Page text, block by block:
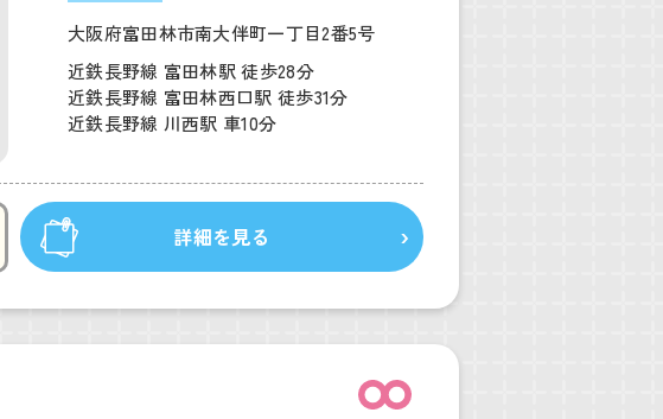
大阪府富田林市南大伴町一丁目2番5号
近鉄長野線 富田林駅 徒歩28分
近鉄長野線 富田林西口駅 徒歩31分
近鉄長野線 川西駅 車10分
詳細を見る